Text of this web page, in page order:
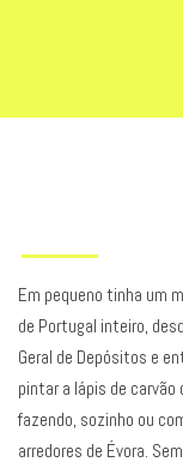
Em pequeno tinha um
de Portugal inteiro,
Geral de Depósitos e
pintar a lápis de carvão
fazendo, sozinho ou
arredores de Évora.